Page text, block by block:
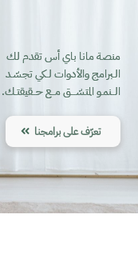
منصة مانا باي أس تقدم لك
الـبرامج والأدوات لـكي تجسّـد
الــنمـو المتسّـــق مــع حــقيقتـك.
تعرّف على برامجنا